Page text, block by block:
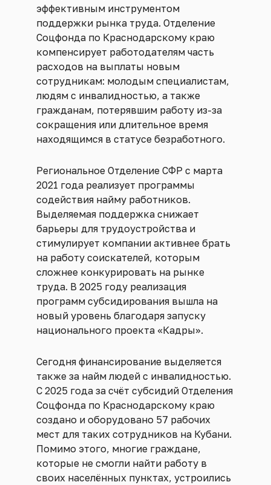
эффективным инструментом
поддержки рынка труда. Отделение
Соцфонда по Краснодарскому краю
компенсирует работодателям часть
расходов на выплаты новым
сотрудникам: молодым специалистам,
людям с инвалидностью, а также
гражданам, потерявшим работу из-за
сокращения или длительное время
находящимся в статусе безработного.
Региональное Отделение СФР с марта
2021 года реализует программы
содействия найму работников.
Выделяемая поддержка снижает
барьеры для трудоустройства и
стимулирует компании активнее брать
на работу соискателей, которым
сложнее конкурировать на рынке
труда. В 2025 году реализация
программ субсидирования вышла на
новый уровень благодаря запуску
национального проекта «Кадры».
Сегодня финансирование выделяется
также за найм людей с инвалидностью.
С 2025 года за счёт субсидий Отделения
Соцфонда по Краснодарскому краю
создано и оборудовано 57 рабочих
мест для таких сотрудников на Кубани.
Помимо этого, многие граждане,
которые не смогли найти работу в
своих населённых пунктах, устроились